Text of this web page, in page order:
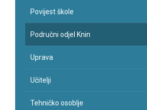
Povijest škole
Područni odjel Knin
Uprava
Učitelji
Tehničko osoblje